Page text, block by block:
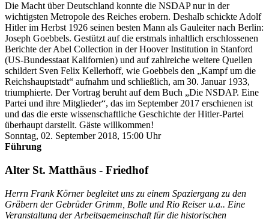
Die Macht über Deutschland konnte die NSDAP nur in der
wichtigsten Metropole des Reiches erobern. Deshalb schickte Adolf
Hitler im Herbst 1926 seinen besten Mann als Gauleiter nach Berlin:
Joseph Goebbels. Gestützt auf die erstmals inhaltlich erschlossenen
Berichte der Abel Collection in der Hoover Institution in Stanford
(US-Bundesstaat Kalifornien) und auf zahlreiche weitere Quellen
schildert Sven Felix Kellerhoff, wie Goebbels den „Kampf um die
Reichshauptstadt“ aufnahm und schließlich, am 30. Januar 1933,
triumphierte. Der Vortrag beruht auf dem Buch „Die NSDAP. Eine
Partei und ihre Mitglieder“, das im September 2017 erschienen ist
und das die erste wissenschaftliche Geschichte der Hitler-Partei
überhaupt darstellt. Gäste willkommen!
Sonntag, 02. September 2018, 15:00 Uhr
Führung
Alter St. Matthäus - Friedhof
Herrn Frank Körner begleitet uns zu einem Spaziergang zu den
Gräbern der Gebrüder Grimm, Bolle und Rio Reiser u.a.. Eine
Veranstaltung der Arbeitsgemeinschaft für die historischen